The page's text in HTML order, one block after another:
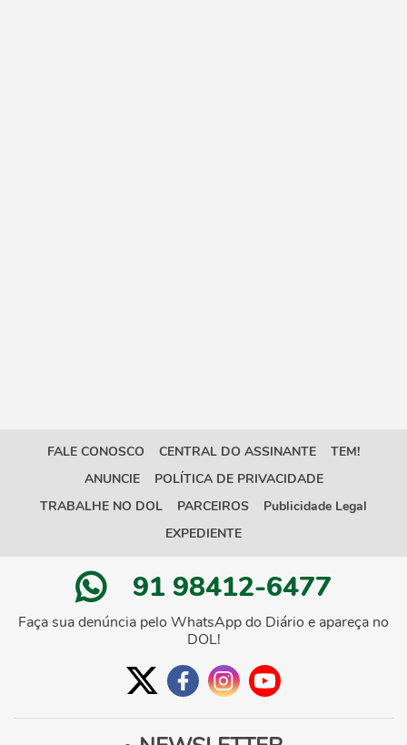
FALE CONOSCO CENTRAL DO ASSINANTE
TEM!
ANUNCIE
POLÍTICA DE PRIVACIDADE
TRABALHE NO DOL
PARCEIROS
Publicidade Legal
EXPEDIENTE
91 98412-6477
Faça sua denúncia pelo WhatsApp do Diário e apareça no
DOL!